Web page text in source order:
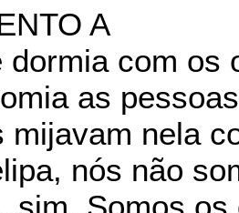
A
dormia com os
as
mijavam nela
nós não